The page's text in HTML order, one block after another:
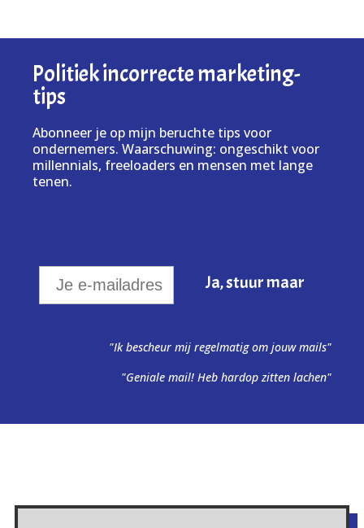
Politiek incorrecte marketing-
tips
Abonneer je op mijn beruchte tips voor
ondernemers. Waarschuwing: ongeschikt voor
millennials, freeloaders en mensen met lange
tenen.
"Ik bescheur mij regelmatig om jouw mails"
"Geniale mail! Heb hardop zitten lachen"